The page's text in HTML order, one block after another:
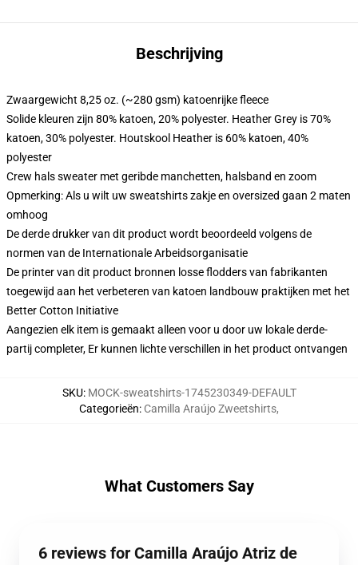
Beschrijving
Zwaargewicht 8,25 oz. (~280 gsm) katoenrijke fleece
Solide kleuren zijn 80% katoen, 20% polyester. Heather Grey is 70%
katoen, 30% polyester. Houtskool Heather is 60% katoen, 40%
polyester
Crew hals sweater met geribde manchetten, halsband en zoom
Opmerking: Als u wilt uw sweatshirts zakje en oversized gaan 2 maten
omhoog
De derde drukker van dit product wordt beoordeeld volgens de
normen van de Internationale Arbeidsorganisatie
De printer van dit product bronnen losse flodders van fabrikanten
toegewijd aan het verbeteren van katoen landbouw praktijken met het
Better Cotton Initiative
Aangezien elk item is gemaakt alleen voor u door uw lokale derde-
partij completer, Er kunnen lichte verschillen in het product ontvangen
SKU: MOCK-sweatshirts-1745230349-DEFAULT
Categorieën: Camilla Araújo Zweetshirts,
What Customers Say
6 reviews for Camilla Araújo Atriz de